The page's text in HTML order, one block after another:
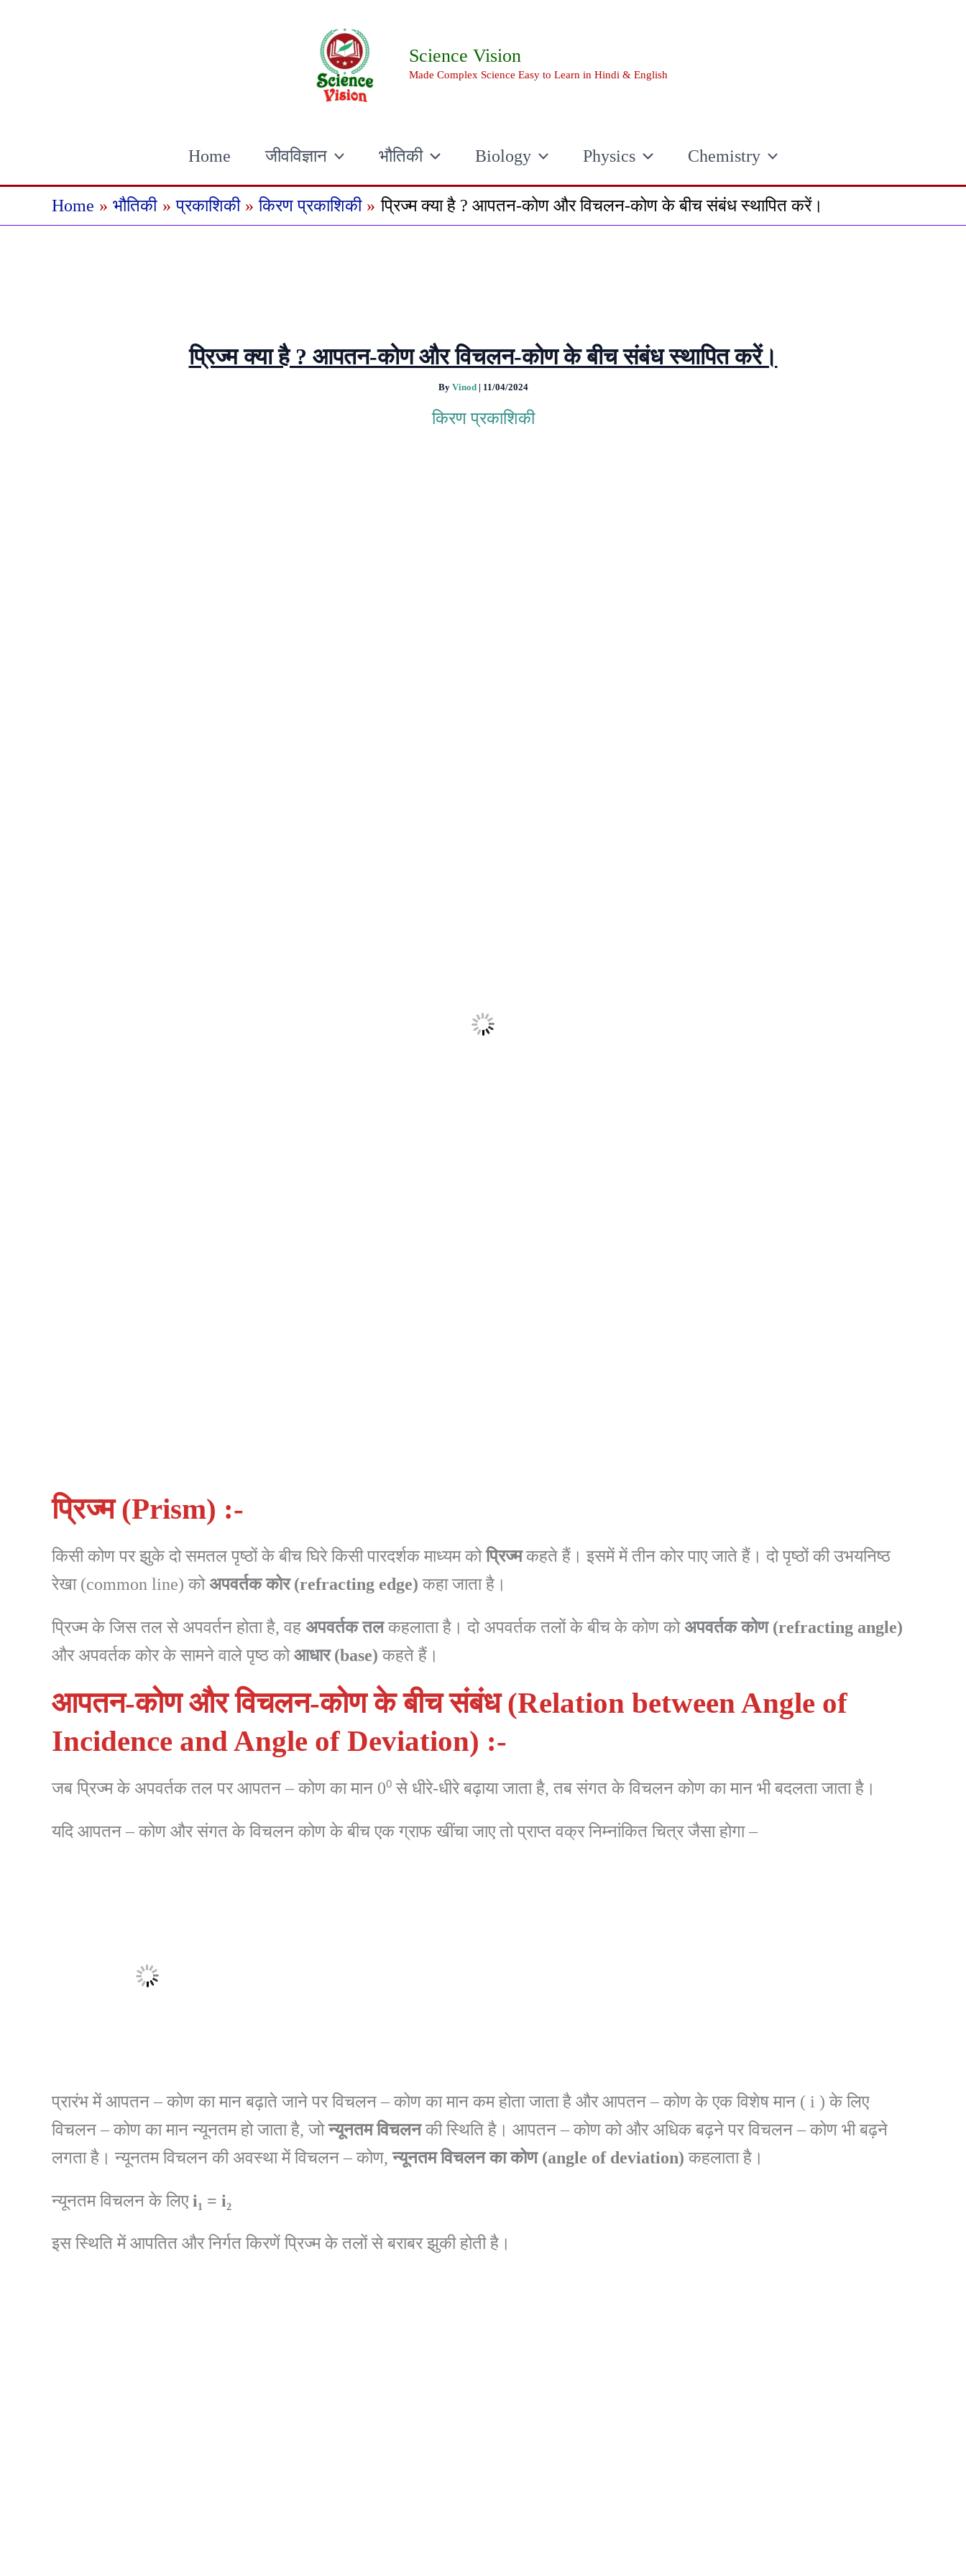
Science Vision
Made Complex Science Easy to Learn in Hindi & English
Home जीवविज्ञान भौतिकी Biology Physics Chemistry
Home भौतिकी प्रकाशिकी किरण प्रकाशिकी प्रिज्म क्या है ? आपतन-कोण और विचलन-कोण के बीच संबंध स्थापित करें।
प्रिज्म क्या है ? आपतन-कोण और विचलन-कोण के बीच संबंध स्थापित करें।
By Vinod | 11/04/2024
किरण प्रकाशिकी
प्रिज्म (Prism) :-
किसी कोण पर झुके दो समतल पृष्ठों के बीच घिरे किसी पारदर्शक माध्यम कोप्रिज्मकहते हैं। इसमें में तीन कोर पाए जाते हैं। दो पृष्ठों की उभयनिष्ठ
रेखा (common line) कोअपवर्तक कोर (refracting edge) कहा जाता है।
प्रिज्म के जिस तल से अपवर्तन होता है, वह अपवर्तक तलकहलाता है। दो अपवर्तक तलों के बीच के कोण कोअपवर्तक कोण (refracting angle)
और अपवर्तक कोर के सामने वाले पृष्ठ कोआधार (base) कहते हैं।
आपतन-कोण और विचलन-कोण के बीच संबंध (Relation between Angle of
Incidence and Angle of Deviation) :-
जब प्रिज्म के अपवर्तक तल पर आपतन – कोण का मान 0⁰ से धीरे-धीरे बढ़ाया जाता है, तब संगत के विचलन कोण का मान भी बदलता जाता है।
यदि आपतन – कोण और संगत के विचलन कोण के बीच एक ग्राफ खींचा जाए तो प्राप्त वक्र निम्नांकित चित्र जैसा होगा –
प्रारंभ में आपतन – कोण का मान बढ़ाते जाने पर विचलन – कोण का मान कम होता जाता है और आपतन – कोण के एक विशेष मान ( i ) के लिए
विचलन – कोण का मान न्यूनतम हो जाता है, जोन्यूनतम विचलनकी स्थिति है। आपतन – कोण को और अधिक बढ़ने पर विचलन – कोण भी बढ़ने
लगता है। न्यूनतम विचलन की अवस्था में विचलन – कोण,न्यूनतम विचलन का कोण (angle of deviation) कहलाता है।
न्यूनतम विचलन के लिएi₁ = i₂
इस स्थिति में आपतित और निर्गत किरणें प्रिज्म के तलों से बराबर झुकी होती है।